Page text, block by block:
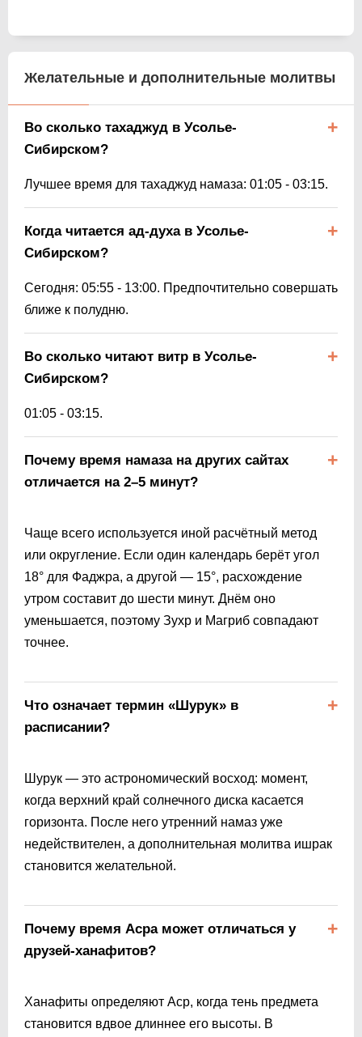
Желательные и дополнительные молитвы
Во сколько тахаджуд в Усолье-
Сибирском?
Лучшее время для тахаджуд намаза: 01:05 - 03:15.
Когда читается ад-духа в Усолье-
Сибирском?
Сегодня: 05:55 - 13:00. Предпочтительно совершать
ближе к полудню.
Во сколько читают витр в Усолье-
Сибирском?
01:05 - 03:15.
Почему время намаза на других сайтах
отличается на 2–5 минут?
Чаще всего используется иной расчётный метод
или округление. Если один календарь берёт угол
18° для Фаджра, а другой — 15°, расхождение
утром составит до шести минут. Днём оно
уменьшается, поэтому Зухр и Магриб совпадают
точнее.
Что означает термин «Шурук» в
расписании?
Шурук — это астрономический восход: момент,
когда верхний край солнечного диска касается
горизонта. После него утренний намаз уже
недействителен, а дополнительная молитва ишрак
становится желательной.
Почему время Асра может отличаться у
друзей-ханафитов?
Ханафиты определяют Аср, когда тень предмета
становится вдвое длиннее его высоты. В